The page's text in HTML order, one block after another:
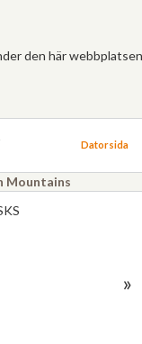
den här
Datorsida
Mountains
»